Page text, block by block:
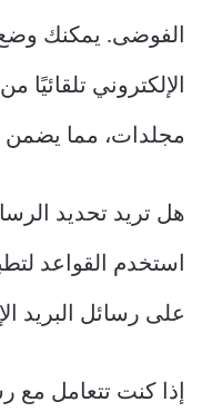
الفوضى. يمكنك وضع
الإلكتروني
مجلدات، مما يضمن
هل تريد تحديد
استخدم القواعد
على رسائل البريد
إذا كنت تتعامل مع